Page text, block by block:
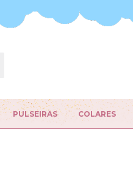
PULSEIRAS COLARES